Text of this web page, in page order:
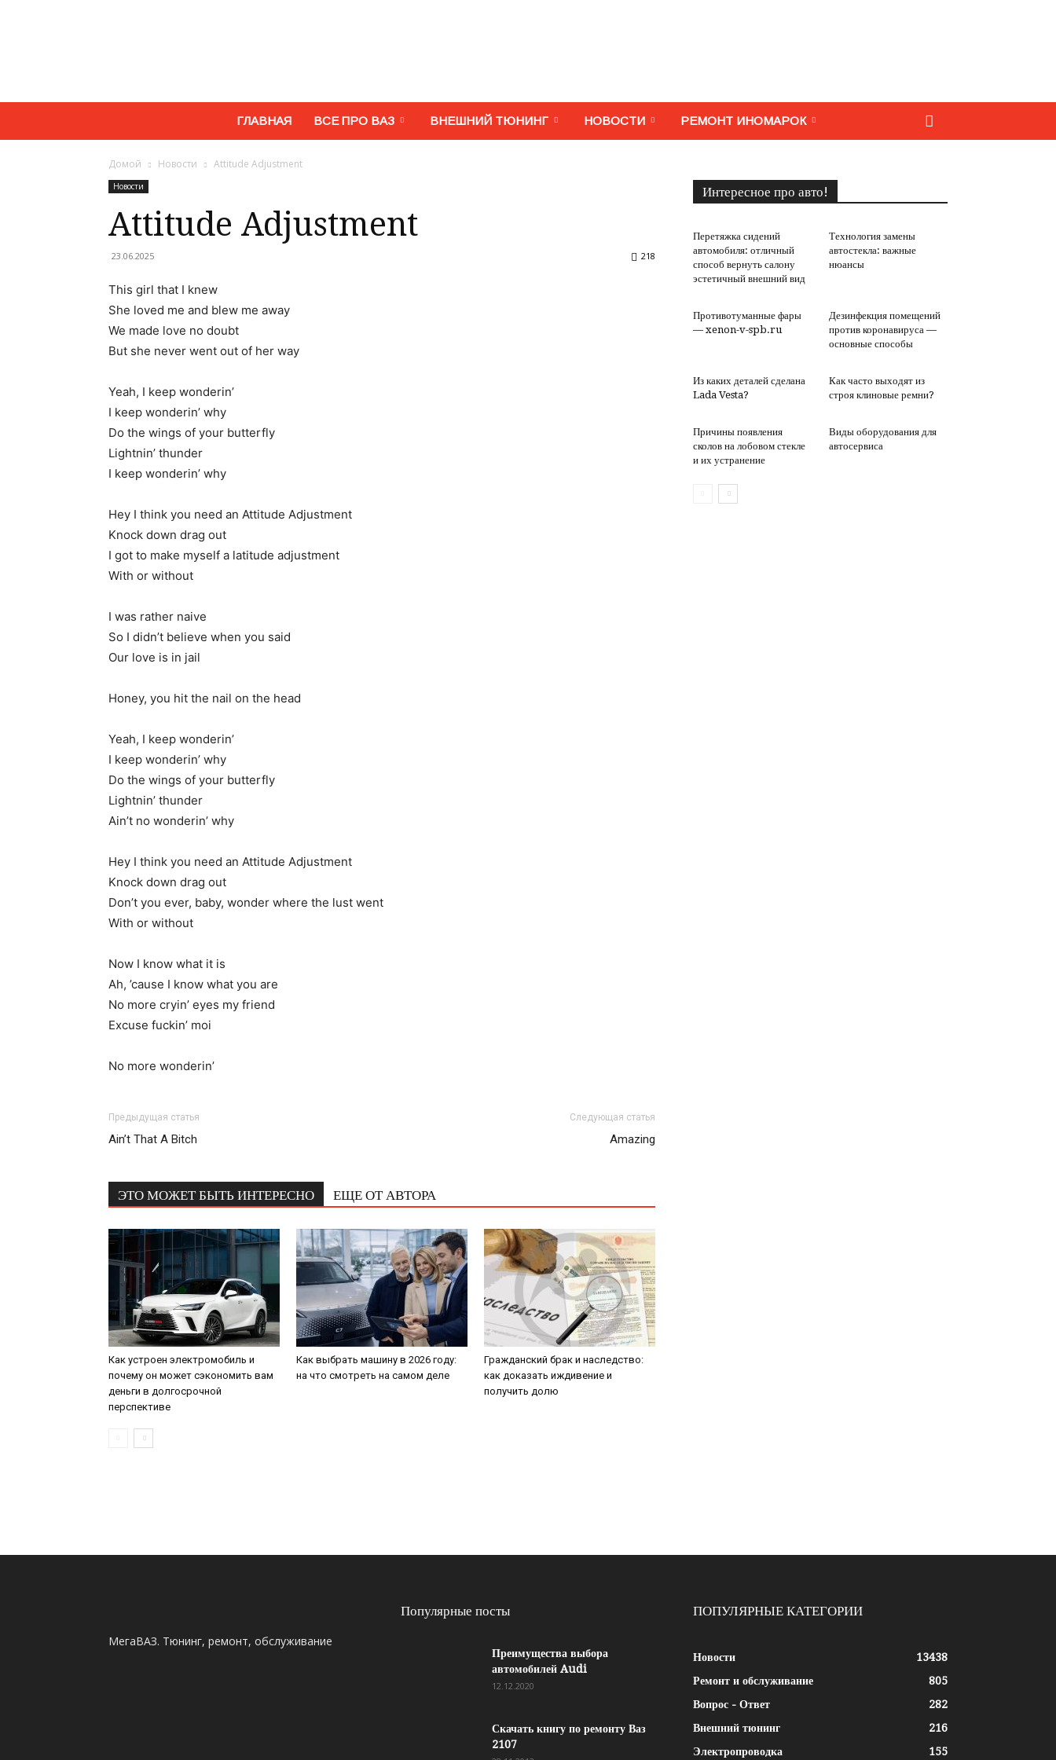
МегаВАЗ.
ГЛАВНАЯ ВСЕ ПРО ВАЗ ВНЕШНИЙ ТЮНИНГ НОВОСТИ РЕМОНТ ИНОМАРОК
Домой Новости Attitude Adjustment
Новости
Attitude Adjustment
23.06.2025 218
This girl that I knew
She loved me and blew me away
We made love no doubt
But she never went out of her way
Yeah, I keep wonderin’
I keep wonderin’ why
Do the wings of your butterfly
Lightnin’ thunder
I keep wonderin’ why
Hey I think you need an Attitude Adjustment
Knock down drag out
I got to make myself a latitude adjustment
With or without
I was rather naive
So I didn’t believe when you said
Our love is in jail
Honey, you hit the nail on the head
Yeah, I keep wonderin’
I keep wonderin’ why
Do the wings of your butterfly
Lightnin’ thunder
Ain’t no wonderin’ why
Hey I think you need an Attitude Adjustment
Knock down drag out
Don’t you ever, baby, wonder where the lust went
With or without
Now I know what it is
Ah, ’cause I know what you are
No more cryin’ eyes my friend
Excuse fuckin’ moi
No more wonderin’
Предыдущая статья
Ain’t That A Bitch
Следующая статья
Amazing
ЭТО МОЖЕТ БЫТЬ ИНТЕРЕСНО ЕЩЕ ОТ АВТОРА
Как устроен электромобиль и
почему он может сэкономить вам
деньги в долгосрочной
перспективе
Как выбрать машину в 2026 году:
на что смотреть на самом деле
Гражданский брак и наследство:
как доказать иждивение и
получить долю
Интересное про авто!
Перетяжка сидений
автомобиля: отличный
способ вернуть салону
эстетичный внешний вид
Технология замены
автостекла: важные
нюансы
Противотуманные фары
— xenon-v-spb.ru
Дезинфекция помещений
против коронавируса —
основные способы
Из каких деталей сделана
Lada Vesta?
Как часто выходят из
строя клиновые ремни?
Причины появления
сколов на лобовом стекле
и их устранение
Виды оборудования для
автосервиса
МегаВАЗ. Тюнинг, ремонт, обслуживание
Популярные посты
Преимущества выбора
автомобилей Audi
12.12.2020
Скачать книгу по ремонту Ваз
2107
ПОПУЛЯРНЫЕ КАТЕГОРИИ
Новости
13438
Ремонт и обслуживание
805
Вопрос - Ответ
282
Внешний тюнинг
216
Электропроводка
155